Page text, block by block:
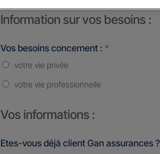
Information sur vos besoins :
Vos besoins concernent : *
votre vie privée
votre vie professionnelle
Vos informations :
Etes-vous déjà client Gan assurances ?